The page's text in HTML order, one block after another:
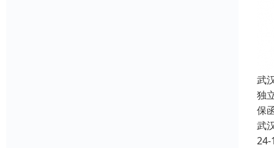
武
独
保
武
24-